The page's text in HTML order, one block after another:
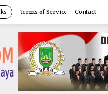
Terms of Service Contact